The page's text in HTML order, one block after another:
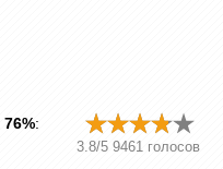
76%:
3.8/5 9461 голосов